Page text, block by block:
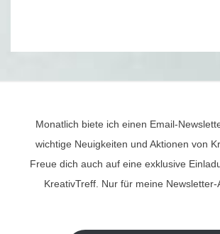
Monatlich biete ich einen Email-
wichtige Neuigkeiten und Aktionen von
Freue dich auch auf eine exklusive
KreativTreff. Nur für meine Newsletter-